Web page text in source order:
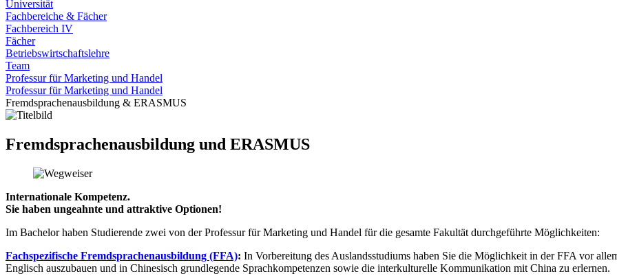
Universität
Fachbereiche & Fächer
Fachbereich IV
Fächer
Betriebswirtschaftslehre
Team
Professur für Marketing und Handel
Professur für Marketing und Handel
Fremdsprachenausbildung & ERASMUS
Fremdsprachenausbildung und ERASMUS
Internationale Kompetenz.
Sie haben ungeahnte und attraktive Optionen!
Im Bachelor haben Studierende zwei von der Professur für Marketing und Handel für die gesamte Fakultät durchgeführte Möglichkeiten:
Fachspezifische Fremdsprachenausbildung (FFA): In Vorbereitung des Auslandsstudiums haben Sie die Möglichkeit in der FFA vor
Englisch auszubauen und in Chinesisch grundlegende Sprachkompetenzen sowie die interkulturelle Kommunikation mit China zu erlernen.